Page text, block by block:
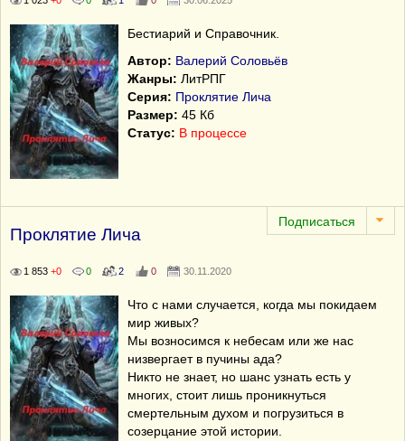
Бестиарий и Справочник.
Автор: Валерий Соловьёв
Жанры: ЛитРПГ
Серия: Проклятие Лича
Размер: 45 Кб
Статус: В процессе
Проклятие Лича
1 853 +0 0 2 0 30.11.2020
Что с нами случается, когда мы покидаем
мир живых?
Мы возносимся к небесам или же нас
низвергает в пучины ада?
Никто не знает, но шанс узнать есть у
многих, стоит лишь проникнуться
смертельным духом и погрузиться в
созерцание этой истории.